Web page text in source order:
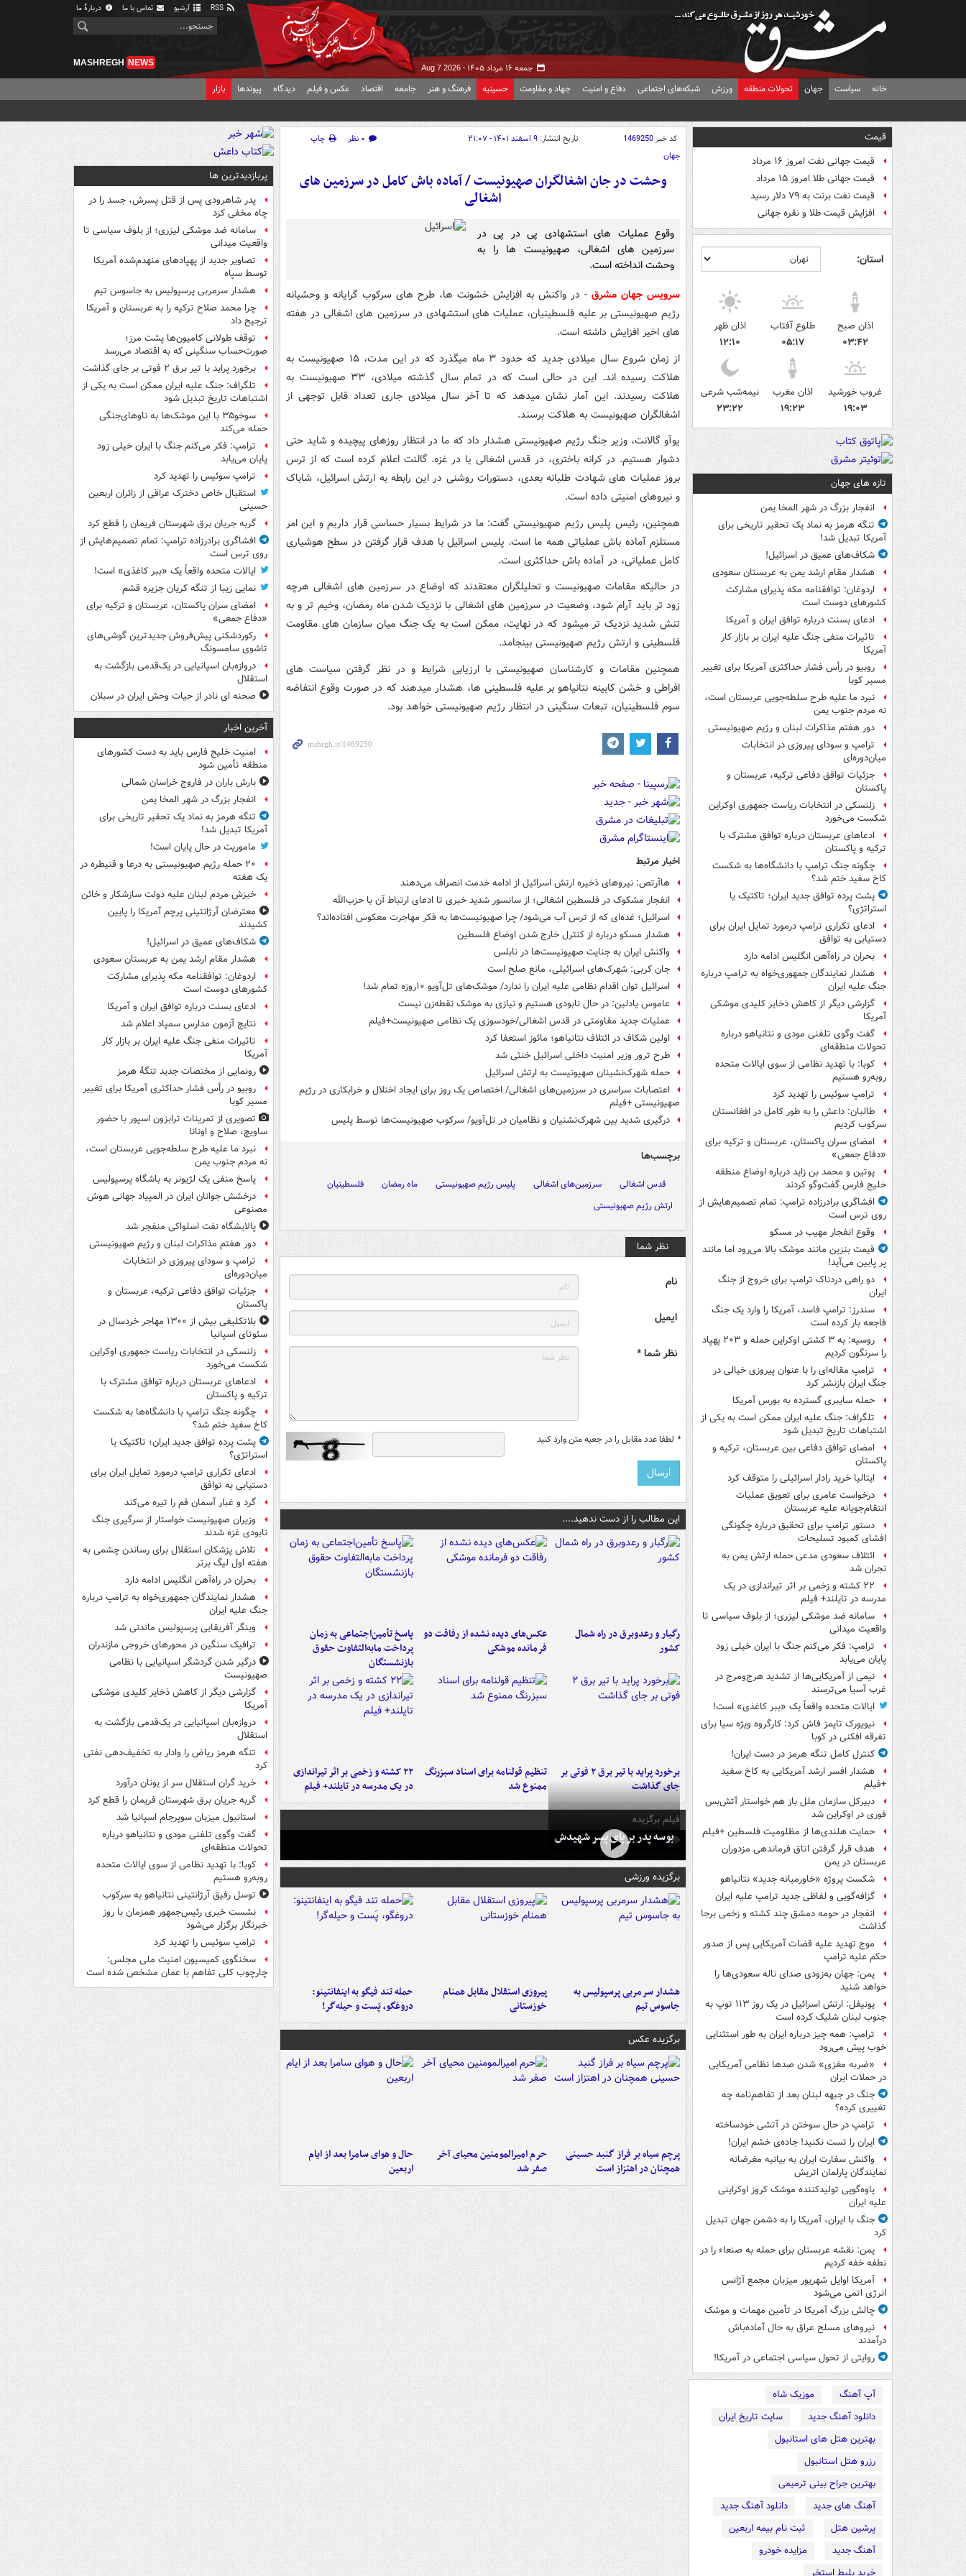
آرشیو تماس با ما دربارهٔ ما
جمعه ۱۶ مرداد ۱۴۰۵ - Aug 7 2026
MASHREGH NEWS
خانه سیاست جهان تحولات منطقه ورزش شبکه‌های اجتماعی دفاع و امنیت جهاد و مقاومت حسینیه فرهنگ و هنر جامعه اقتصاد عکس و فیلم دیدگاه پیوندها بازار
قیمت
قیمت جهانی نفت امروز ۱۶ مرداد
قیمت جهانی طلا امروز ۱۵ مرداد
قیمت نفت برنت به ۷۹ دلار رسید
افزایش قیمت طلا و نقره جهانی
استان:
اذان صبح
۰۳:۴۲
طلوع آفتاب
۰۵:۱۷
اذان ظهر
۱۲:۱۰
غروب خورشید
۱۹:۰۳
اذان مغرب
۱۹:۲۳
نیمه‌شب شرعی
۲۳:۲۲
تازه های جهان
انفجار بزرگ در شهر المخا یمن
تنگه هرمز به نماد یک تحقیر تاریخی برای
آمریکا تبدیل شد!
شکاف‌های عمیق در اسرائیل!
هشدار مقام ارشد یمن به عربستان سعودی
اردوغان: توافقنامه مکه پذیرای مشارکت
کشورهای دوست است
ادعای بسنت درباره توافق ایران و آمریکا
تاثیرات منفی جنگ علیه ایران بر بازار کار
آمریکا
روبیو در رأس فشار حداکثری آمریکا برای تغییر
مسیر کوبا
نبرد ما علیه طرح سلطه‌جویی عربستان است،
نه مردم جنوب یمن
دور هفتم مذاکرات لبنان و رژیم صهیونیستی
ترامپ و سودای پیروزی در انتخابات
میان‌دوره‌ای
جزئیات توافق دفاعی ترکیه، عربستان و
پاکستان
زلنسکی در انتخابات ریاست جمهوری اوکراین
شکست می‌خورد
ادعاهای عربستان درباره توافق مشترک با
ترکیه و پاکستان
چگونه جنگ ترامپ با دانشگاه‌ها به شکست
کاخ سفید ختم شد؟
پشت پرده توافق جدید ایران؛ تاکتیک یا
استراتژی؟
ادعای تکراری ترامپ درمورد تمایل ایران برای
دستیابی به توافق
بحران در راه‌آهن انگلیس ادامه دارد
هشدار نمایندگان جمهوری‌خواه به ترامپ درباره
جنگ علیه ایران
گزارشی دیگر از کاهش ذخایر کلیدی موشکی
آمریکا
گفت وگوی تلفنی مودی و نتانیاهو درباره
تحولات منطقه‌ای
کوبا: با تهدید نظامی از سوی ایالات متحده
روبه‌رو هستیم
ترامپ سوئیس را تهدید کرد
طالبان: داعش را به طور کامل در افغانستان
سرکوب کردیم
امضای سران پاکستان، عربستان و ترکیه برای
«دفاع جمعی»
پوتین و محمد بن زاید درباره اوضاع منطقه
خلیج فارس گفت‌وگو کردند
افشاگری برادرزاده ترامپ: تمام تصمیم‌هایش از
روی ترس است
وقوع انفجار مهیب در مسکو
قیمت بنزین مانند موشک بالا می‌رود اما مانند
پر پایین می‌آید!
دو راهی دردناک ترامپ برای خروج از جنگ
ایران
سندرز: ترامپ فاسد، آمریکا را وارد یک جنگ
فاجعه بار کرده است
روسیه: به ۳ کشتی اوکراین حمله و ۲۰۳ پهپاد
را سرنگون کردیم
ترامپ مقاله‌ای را با عنوان پیروزی خیالی در
جنگ ایران بازنشر کرد
حمله سایبری گسترده به بورس آمریکا
تلگراف: جنگ علیه ایران ممکن است به یکی از
اشتباهات تاریخ تبدیل شود
امضای توافق دفاعی بین عربستان، ترکیه و
پاکستان
ایتالیا خرید رادار اسرائیلی را متوقف کرد
درخواست عامری برای تعویق عملیات
انتقام‌جویانه علیه عربستان
دستور ترامپ برای تحقیق درباره چگونگی
افشای کمبود تسلیحات
ائتلاف سعودی مدعی حمله ارتش یمن به
نجران شد
۲۲ کشته و زخمی بر اثر تیراندازی در یک
مدرسه در تایلند+ فیلم
سامانه ضد موشکی لیزری؛ از بلوف سیاسی تا
واقعیت میدانی
ترامپ: فکر می‌کنم جنگ با ایران خیلی زود
پایان می‌یابد
نیمی از آمریکایی‌ها از تشدید هرج‌ومرج در
غرب آسیا می‌ترسند
ایالات متحده واقعاً یک «ببر کاغذی» است!
نیویورک تایمز فاش کرد: کارگروه ویژه سیا برای
تفرقه افکنی در کوبا
کنترل کامل تنگه هرمز در دست ایران!
هشدار افسر ارشد آمریکایی به کاخ سفید
+فیلم
دبیرکل سازمان ملل باز هم خواستار آتش‌بس
فوری در اوکراین شد
حمایت هلندی‌ها از مظلومیت فلسطین +فیلم
هدف قرار گرفتن اتاق‌ فرماندهی مزدوران
عربستان در یمن
شکست پروژه «خاورمیانه جدید» نتانیاهو
گزافه‌گویی و لفاظی جدید ترامپ علیه ایران
انفجار در حومه دمشق چند کشته و زخمی برجا
گذاشت
موج تهدید علیه قضات آمریکایی پس از صدور
حکم علیه ترامپ
یمن: جهان به‌زودی صدای ناله سعودی‌ها را
خواهد شنید
یونیفل: ارتش اسرائیل در یک روز ۱۱۳ توپ به
جنوب لبنان شلیک کرده است
ترامپ: همه چیز درباره ایران به طور استثنایی
خوب پیش می‌رود
«ضربه مغزی» شدن صدها نظامی آمریکایی
در حملات ایران
جنگ در جبهه لبنان بعد از تفاهم‌نامه چه
تغییری کرده؟
ترامپ در حال سوختن در آتشی خودساخته
ایران را تست نکنید! جاده‌ی خشم ایران!
واکنش سفارت ایران به بیانیه مغرضانه
نمایندگان پارلمان اتریش
یاوه‌گویی تولیدکننده موشک کروز اوکراینی
علیه ایران
جنگ با ایران، آمریکا را به دشمن جهان تبدیل
کرد
یمن: نقشه عربستان برای حمله به صنعاء را در
نطفه خفه کردیم
آمریکا اوایل شهریور میزبان مجمع آژانس
انرژی اتمی می‌شود
چالش بزرگ آمریکا در تأمین مهمات و موشک
نیروهای مسلح عراق به حال آماده‌باش
درآمدند
روایتی از تحول سیاسی اجتماعی در آمریکا!
آپ آهنگ
موزیک شاه
دانلود آهنگ جدید
سایت تاریخ ایران
بهترین هتل های استانبول
رزرو هتل استانبول
بهترین جراح بینی ترمیمی
آهنگ های جدید
دانلود آهنگ جدید
پرشین هتل
ثبت نام بیمه اربعین
آهنگ جدید
مزایده خودرو
کد خبر1469250 تاریخ انتشار: ۹ اسفند ۱۴۰۱ - ۲۱:۰۷ ۰ نظر
چاپ
جهان
وحشت در جان اشغالگران صهیونیست / آماده باش کامل در سرزمین های
اشغالی
وقوع عملیات های استشهادی پی در پی در
سرزمین های اشغالی، صهیونیست ها را به
وحشت انداخته است.
سرویس جهان مشرق - در واکنش به افزایش خشونت ها، طرح های سرکوب گرایانه و وحشیانه
رژیم صهیونیستی بر علیه فلسطینیان، عملیات های استشهادی در سرزمین های اشغالی در هفته
های اخیر افزایش داشته است.
از زمان شروع سال میلادی جدید که حدود ۳ ماه میگذرد که در این مدت، ۱۵ صهیونیست به
هلاکت رسیده اند. این در حالی است که در تمام سال گذشته میلادی، ۳۳ صهیونیست به
هلاکت رسیدند. این آمار نشان میدهد که تا آخر سال میلادی جاری تعداد قابل توجهی از
اشغالگران صهیونیست به هلاکت برسند.
یوآو گالانت، وزیر جنگ رژیم صهیونیستی هشدار داد که ما در انتظار روزهای پیچیده و شاید حتی
دشوار هستیم. در کرانه باختری، در قدس اشغالی یا در غزه. گالنت اعلام کرده است که از ترس
بروز عملیات های شهادت طلبانه بعدی، دستورات روشنی در این رابطه به ارتش اسرائیل، شاباک
و نیروهای امنیتی داده است.
همچنین، رئیس پلیس رژیم صهیونیستی گفت: ما در شرایط بسیار حساسی قرار داریم و این امر
مستلزم آماده باش عملیاتی همه ما است. پلیس اسرائیل با هدف قرار گرفتن در سطح هوشیاری
کامل عملیاتی، در آماده باش حداکثری است.
در حالیکه مقامات صهیونیست و تحلیلگران معتقدند که اوضاع در سرزمین های اشغالی هرچه
زود تر باید آرام شود، وضعیت در سرزمین های اشغالی با نزدیک شدن ماه رمضان، وخیم تر و به
تنش شدید نزدیک تر میشود که در نهایت، ممکن است به یک جنگ میان سازمان های مقاومت
فلسطینی و ارتش رژیم صهیونیستی بینجامد.
همچنین مقامات و کارشناسان صهیونیستی با ارزیابی شرایط و در نظر گرفتن سیاست های
افراطی و خشن کابینه نتانیاهو بر علیه فلسطینی ها، هشدار میدهند که در صورت وقوع انتفاضه
سوم فلسطینیان، تبعات سنگینی در انتظار رژیم صهیونیستی خواهد بود.
اخبار مرتبط
هاآرتص: نیروهای ذخیره ارتش اسرائیل از ادامه خدمت انصراف می‌دهند
انفجار مشکوک در فلسطین اشغالی؛ از سانسور شدید خبری تا ادعای ارتباط آن با حزب‌الله
اسرائیل؛ غده‌ای که از ترس آب می‌شود/ چرا صهیونیست‌ها به فکر مهاجرت معکوس افتاده‌اند؟
هشدار مسکو درباره از کنترل خارج شدن اوضاع فلسطین
واکنش ایران به جنایت صهیونیست‌ها در نابلس
جان کربی: شهرک‌های اسرائیلی، مانع صلح است
اسرائیل توان اقدام نظامی علیه ایران را ندارد/ موشک‌های تل‌آویو ۱۰روزه تمام شد!
عاموس یادلین: در حال نابودی هستیم و نیازی به موشک نقطه‌زن نیست
عملیات جدید مقاومتی در قدس اشغالی/خودسوزی یک نظامی صهیونیست+فیلم
اولین شکاف در ائتلاف نتانیاهو؛ مائوز استعفا کرد
طرح ترور وزیر امنیت داخلی اسرائیل خنثی شد
حمله شهرک‌نشینان صهیونیست به ارتش اسرائیل
اعتصابات سراسری در سرزمین‌های اشغالی/ اختصاص یک روز برای ایجاد اختلال و خرابکاری در رژیم
صهیونیستی +فیلم
درگیری شدید بین شهرک‌نشنیان و نظامیان در تل‌آویو/ سرکوب صهیونیست‌ها توسط پلیس
برچسب‌ها
قدس اشغالی سرزمین‌های اشغالی پلیس رژیم صهیونیستی ماه رمضان
فلسطینیان
ارتش رژیم صهیونیستی
نظر شما
نام
ایمیل
نظر شما *
* لطفا عدد مقابل را در جعبه متن وارد کنید
این مطالب را از دست ندهید....
رگبار و رعدوبرق در راه شمال
کشور
عکس‌های دیده نشده از رفاقت دو
فرمانده‌ موشکی
پاسخ تأمین‌اجتماعی به زمان
پرداخت مابه‌التفاوت حقوق
بازنشستگان
برخورد پراید با تیر برق ۲ فوتی بر
جای گذاشت
تنظیم قولنامه برای اسناد سبزرنگ
ممنوع شد
۲۲ کشته و زخمی بر اثر تیراندازی
در یک مدرسه در تایلند+ فیلم
فیلم برگزیده
بوسه‌ پدر بر پای پسر شهیدش
برگزیده ورزشی
هشدار سرمربی پرسپولیس به
جاسوس تیم
پیروزی استقلال مقابل همنام
خوزستانی
حمله تند فیگو به اینفانتینو:
دروغگو، پَست‌ و حیله‌گر!
برگزیده عکس
پرچم سیاه بر فراز گنبد حسینی
همچنان در اهتزاز است
حرم امیرالمومنین محیای آخر
صفر شد
حال و هوای سامرا بعد از ایام
اربعین
پربازدیدترین ها
پدر شاهرودی پس از قتل پسرش، جسد را در
چاه مخفی کرد
سامانه ضد موشکی لیزری؛ از بلوف سیاسی تا
واقعیت میدانی
تصاویر جدید از پهپادهای منهدم‌شده آمریکا
توسط سپاه
هشدار سرمربی پرسپولیس به جاسوس تیم
چرا محمد صلاح ترکیه را به عربستان و آمریکا
ترجیح داد
توقف طولانی کامیون‌ها پشت مرز؛
صورت‌حساب سنگینی که به اقتصاد می‌رسد
برخورد پراید با تیر برق ۲ فوتی بر جای گذاشت
تلگراف: جنگ علیه ایران ممکن است به یکی از
اشتباهات تاریخ تبدیل شود
سوخو۳۵ با این موشک‌ها به ناوهای‌جنگی
حمله می‌کند
ترامپ: فکر می‌کنم جنگ با ایران خیلی زود
پایان می‌یابد
ترامپ سوئیس را تهدید کرد
استقبال خاص دخترک عراقی از زائران اربعین
حسینی
گربه جریان برق شهرستان فریمان را قطع کرد
افشاگری برادرزاده ترامپ: تمام تصمیم‌هایش از
روی ترس است
ایالات متحده واقعاً یک «ببر کاغذی» است!
نمایی زیبا از تنگه کریان جزیره قشم
امضای سران پاکستان، عربستان و ترکیه برای
«دفاع جمعی»
رکوردشکنی پیش‌فروش جدیدترین گوشی‌های
تاشوی سامسونگ
دروازه‌بان اسپانیایی در یک‌قدمی بازگشت به
استقلال
صحنه ای نادر از حیات وحش ایران در سبلان
آخرین اخبار
امنیت خلیج فارس باید به دست کشورهای
منطقه تأمین شود
بارش باران در فاروج خراسان شمالی
انفجار بزرگ در شهر المخا یمن
تنگه هرمز به نماد یک تحقیر تاریخی برای
آمریکا تبدیل شد!
ماموریت در حال پایان است!
۲۰ حمله رژیم صهیونیستی به درعا و قنیطره در
یک هفته
خیزش مردم لبنان علیه دولت سازشکار و خائن
معترضان آرژانتینی پرچم آمریکا را پایین
کشیدند
شکاف‌های عمیق در اسرائیل!
هشدار مقام ارشد یمن به عربستان سعودی
اردوغان: توافقنامه مکه پذیرای مشارکت
کشورهای دوست است
ادعای بسنت درباره توافق ایران و آمریکا
نتایج آزمون مدارس سمپاد اعلام شد
تاثیرات منفی جنگ علیه ایران بر بازار کار
آمریکا
رونمایی از مختصات جدید تنگۀ هرمز
روبیو در رأس فشار حداکثری آمریکا برای تغییر
مسیر کوبا
تصویری از تمرینات ترابزون اسپور با حضور
ساویچ، صلاح و اونانا
نبرد ما علیه طرح سلطه‌جویی عربستان است،
نه مردم جنوب یمن
پاسخ منفی یک لژیونر به باشگاه پرسپولیس
درخشش جوانان ایران در المپیاد جهانی هوش
مصنوعی
پالایشگاه نفت اسلواکی منفجر شد
دور هفتم مذاکرات لبنان و رژیم صهیونیستی
ترامپ و سودای پیروزی در انتخابات
میان‌دوره‌ای
جزئیات توافق دفاعی ترکیه، عربستان و
پاکستان
بلاتکلیفی بیش از ۱۳۰۰ مهاجر خردسال در
سئوتای اسپانیا
زلنسکی در انتخابات ریاست جمهوری اوکراین
شکست می‌خورد
ادعاهای عربستان درباره توافق مشترک با
ترکیه و پاکستان
چگونه جنگ ترامپ با دانشگاه‌ها به شکست
کاخ سفید ختم شد؟
پشت پرده توافق جدید ایران؛ تاکتیک یا
استراتژی؟
ادعای تکراری ترامپ درمورد تمایل ایران برای
دستیابی به توافق
گرد و غبار آسمان قم را تیره می‌کند
وزیران صهیونیست خواستار از سرگیری جنگ
نابودی غزه شدند
تلاش پزشکان استقلال برای رساندن چشمی به
هفته اول لیگ برتر
بحران در راه‌آهن انگلیس ادامه دارد
هشدار نمایندگان جمهوری‌خواه به ترامپ درباره
جنگ علیه ایران
وینگر آفریقایی پرسپولیس ماندنی شد
ترافیک سنگین در محورهای خروجی مازندران
درگیر شدن گردشگر اسپانیایی با نظامی
صهیونیست
گزارشی دیگر از کاهش ذخایر کلیدی موشکی
آمریکا
دروازه‌بان اسپانیایی در یک‌قدمی بازگشت به
استقلال
تنگه هرمز ریاض را وادار به تخفیف‌دهی نفتی
کرد
خرید گران استقلال سر از یونان درآورد
گربه جریان برق شهرستان فریمان را قطع کرد
استانبول میزبان سوپرجام اسپانیا شد
گفت وگوی تلفنی مودی و نتانیاهو درباره
تحولات منطقه‌ای
کوبا: با تهدید نظامی از سوی ایالات متحده
روبه‌رو هستیم
توسل رفیق آرژانتینی نتانیاهو به سرکوب
نشست خبری رئیس‌جمهور همزمان با روز
خبرنگار برگزار می‌شود
ترامپ سوئیس را تهدید کرد
سخنگوی کمیسیون امنیت ملی مجلس:
چارچوب کلی تفاهم با عمان مشخص شده است